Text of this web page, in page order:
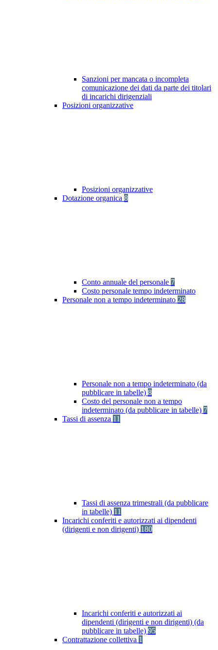
Sanzioni per mancata o incompleta
comunicazione dei dati da parte dei titolari
di incarichi dirigenziali
Posizioni organizzative
Posizioni organizzative
Dotazione organica 8
Conto annuale del personale 7
Costo personale tempo indeterminato
Personale non a tempo indeterminato 28
Personale non a tempo indeterminato (da
pubblicare in tabelle) 8
Costo del personale non a tempo
indeterminato (da pubblicare in tabelle) 7
Tassi di assenza 11
Tassi di assenza trimestrali (da pubblicare
in tabelle) 11
Incarichi conferiti e autorizzati ai dipendenti
(dirigenti e non dirigenti) 180
Incarichi conferiti e autorizzati ai
dipendenti (dirigenti e non dirigenti) (da
pubblicare in tabelle) 95
Contrattazione collettiva 1